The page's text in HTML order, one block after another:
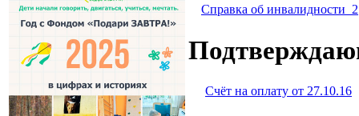
Справка об инвалидности_2
Счёт на оплату от 27.10.16